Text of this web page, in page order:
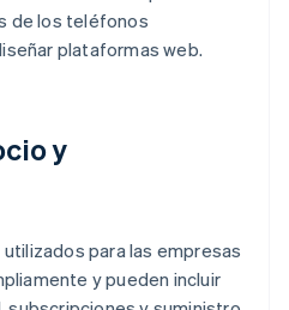
de los teléfonos
plataformas web.
y
para las empresas
y pueden incluir